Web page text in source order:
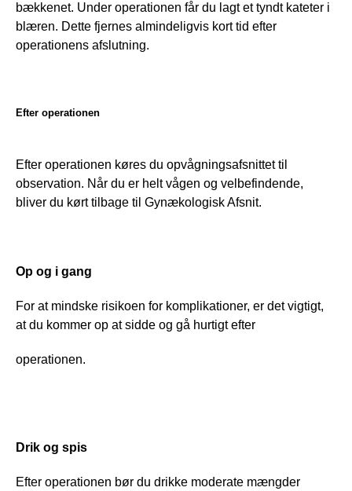
bækkenet. Under operationen får du lagt et tyndt kateter i
blæren. Dette fjernes almindeligvis kort tid efter
operationens afslutning.
Efter operationen
Efter operationen køres du opvågningsafsnittet til
observation. Når du er helt vågen og velbefindende,
bliver du kørt tilbage til Gynækologisk Afsnit.
Op og i gang
For at mindske risikoen for komplikationer, er det vigtigt,
at du kommer op at sidde og gå hurtigt efter
operationen.
Drik og spis
Efter operationen bør du drikke moderate mængder